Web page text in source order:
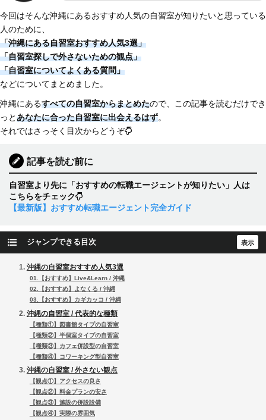
今回はそんな沖縄にあるおすすめ人気の自習室が知りたいと思っている
人のために、
「沖縄にある自習室おすすめ人気3選」
「自習室探しで外さないための観点」
「自習室についてよくある質問」
などについてまとめました。
沖縄にあるすべての自習室からまとめたので、この記事を読むだけでき
っとあなたに合った自習室に出会えるはず。
それではさっそく目次からどうぞ
記事を読む前に
自習室より先に「おすすめの転職エージェントが知りたい」人は
こちらをチェック
【最新版】おすすめ転職エージェント完全ガイド
ジャンプできる目次
沖縄の自習室おすすめ人気3選
01.【おすすめ】Live&Learn / 沖縄
02.【おすすめ】よなくる / 沖縄
03.【おすすめ】カギカッコ / 沖縄
沖縄の自習室 / 代表的な種類
【種類①】図書館タイプの自習室
【種類②】半個室タイプの自習室
【種類③】カフェ併設型の自習室
【種類④】コワーキング型自習室
沖縄の自習室 / 外さない観点
【観点①】アクセスの良さ
【観点②】料金プランの安さ
【観点③】施設の併設設備
【観点④】実際の雰囲気